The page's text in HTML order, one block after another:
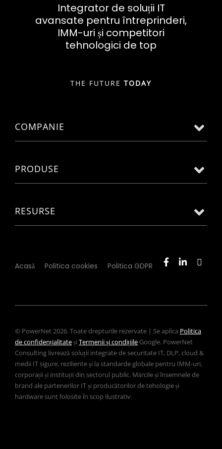
Integrator de soluții IT
avansate pentru întreprinderi,
IMM-uri și competitori
tehnologici de top
THE FUTURE TODAY
COMPANIE
PRODUSE
RESURSE
Acasă Politica cookies Politica GDPR
© PowerNet 2026. Toate drepturile rezervate | Se aplica Politica
de confidențialitateși Termenii și condițiileGoogle. PowerNet
Consulting livrează soluții integrate de securitate IT, DLP, cloud &
medii IT sigure, reziliente și la standarde globale pentru IMM-uri,
corporații și instituții din sectorul public. Mărcile și însemnele de
brand ale partenerilor IT și producătorilor de tehologie și
hardware sunt folosite în scop ilustrativ.